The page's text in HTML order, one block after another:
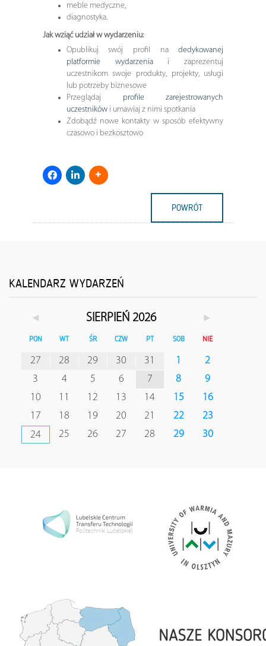
meble medyczne,
diagnostyka.
Jak wziąć udział w wydarzeniu:
Opublikuj swój profil nadedykowanej
platformie wydarzeniai zaprezentuj
uczestnikom swoje produkty, projekty, usługi
lub potrzeby biznesowe
Przeglądaj profile zarejestrowanych
uczestnikówi umawiaj z nimi spotkania
Zdobądź nowe kontakty w sposób efektywny
czasowo i bezkosztowo
POWRÓT
KALENDARZ WYDARZEŃ
◄ SIERPIEŃ 2026 ►
PON WT ŚR CZW PT SOB NIE
27 28 29 30 31 1
2
3
4 5 6 7 8
9
10
11 12 13 14 15
16
17
18 19 20 21 22
23
24
25 26 27 28 29 30